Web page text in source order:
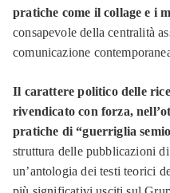
pratiche come il collage e i
consapevole della centralità
comunicazione
Il carattere politico delle
rivendicato con forza,
pratiche di “guerriglia
struttura delle pubblicazioni
un’antologia dei testi teorici